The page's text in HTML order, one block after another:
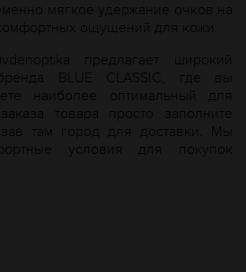
мягкое удержание очков на
ощущений для кожи.
предлагает широкий
BLUE CLASSIC, где вы
наиболее оптимальный для
товара просто заполните
там город для доставки. Мы
условия для покупок